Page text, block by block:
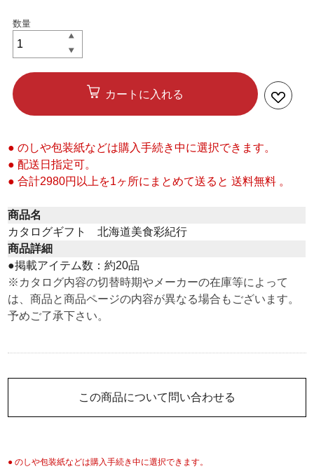
カートに入れる
この商品について問い合わせる
● のしや包装紙などは購入手続き中に選択できます。
● のしや包装紙などは購入手続き中に選択できます。
● 配送日指定可。
● 合計2980円以上を1ヶ所にまとめて送ると 送料無料 。
商品名
カタログギフト 北海道美食彩紀行
商品詳細
●掲載アイテム数：約20品
※カタログ内容の切替時期やメーカーの在庫等によって
は、商品と商品ページの内容が異なる場合もございます。
予めご了承下さい。